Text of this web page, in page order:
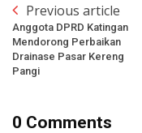
Previous article
Anggota DPRD Katingan
Mendorong Perbaikan
Drainase Pasar Kereng
Pangi
0 Comments